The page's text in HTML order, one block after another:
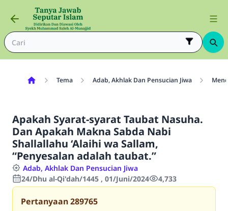
Tema Adab, Akhlak Dan Pensucian Jiwa
Apakah Syarat-syarat Taubat Nasuha.
Dan Apakah Makna Sabda Nabi
Shallallahu ‘Alaihi wa Sallam,
“Penyesalan adalah taubat.”
Adab, Akhlak Dan Pensucian Jiwa
24/Dhu al-Qi'dah/1445 , 01/Juni/2024
4,733
Pertanyaan289765